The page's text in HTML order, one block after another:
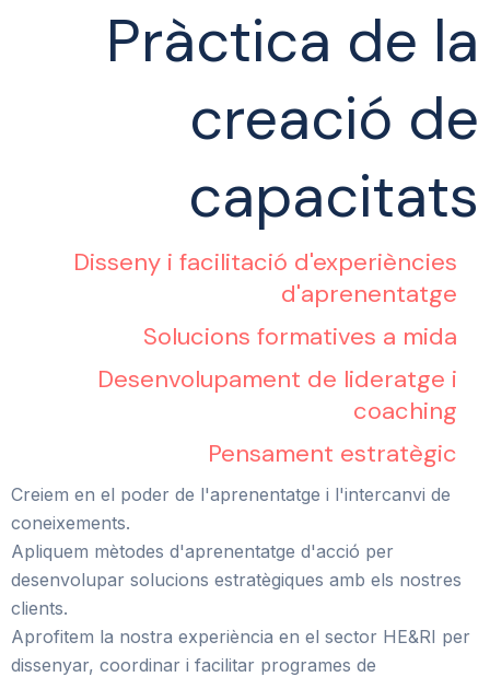
Pràctica de la
creació de
capacitats
Disseny i facilitació d'experiències
d'aprenentatge
Solucions formatives a mida
Desenvolupament de lideratge i
coaching
Pensament estratègic
Creiem en el poder de l'aprenentatge i l'intercanvi de
coneixements.
Apliquem mètodes d'aprenentatge d'acció per
desenvolupar solucions estratègiques amb els nostres
clients.
Aprofitem la nostra experiència en el sector HE&RI per
dissenyar, coordinar i facilitar programes de